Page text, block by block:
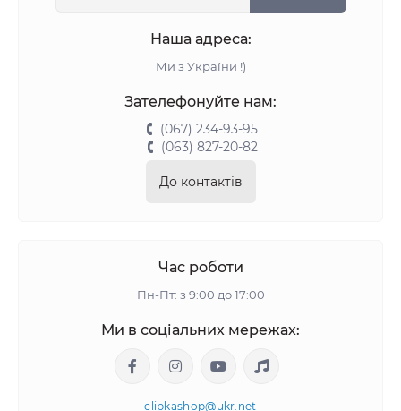
Наша адреса:
Ми з України !)
Зателефонуйте нам:
(067) 234-93-95
(063) 827-20-82
До контактів
Час роботи
Пн-Пт: з 9:00 до 17:00
Ми в соціальних мережах:
clipkashop@ukr.net